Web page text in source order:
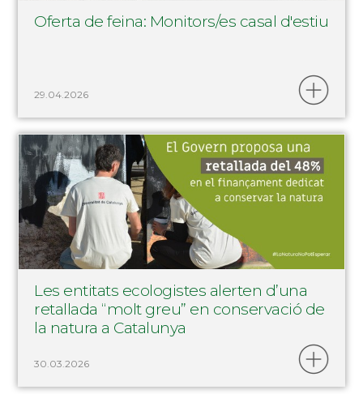
Oferta de feina: Monitors/es casal d'estiu
29.04.2026
Les entitats ecologistes alerten d’una
retallada “molt greu” en conservació de
la natura a Catalunya
30.03.2026